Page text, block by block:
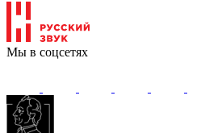
Мы в соцсетях